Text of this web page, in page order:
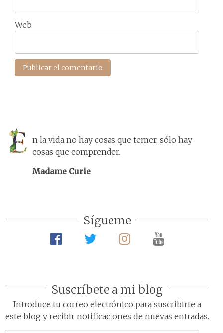
Web
n la vida no hay cosas que temer, sólo hay
cosas que comprender.
Madame Curie
Sígueme
Suscríbete a mi blog
Introduce tu correo electrónico para suscribirte a
este blog y recibir notificaciones de nuevas entradas.